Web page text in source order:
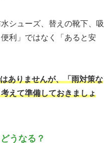
シューズ、替えの靴下、吸
利」ではなく「あると安
ありませんが、「雨対策な
えて準備しておきましょ
うなる？